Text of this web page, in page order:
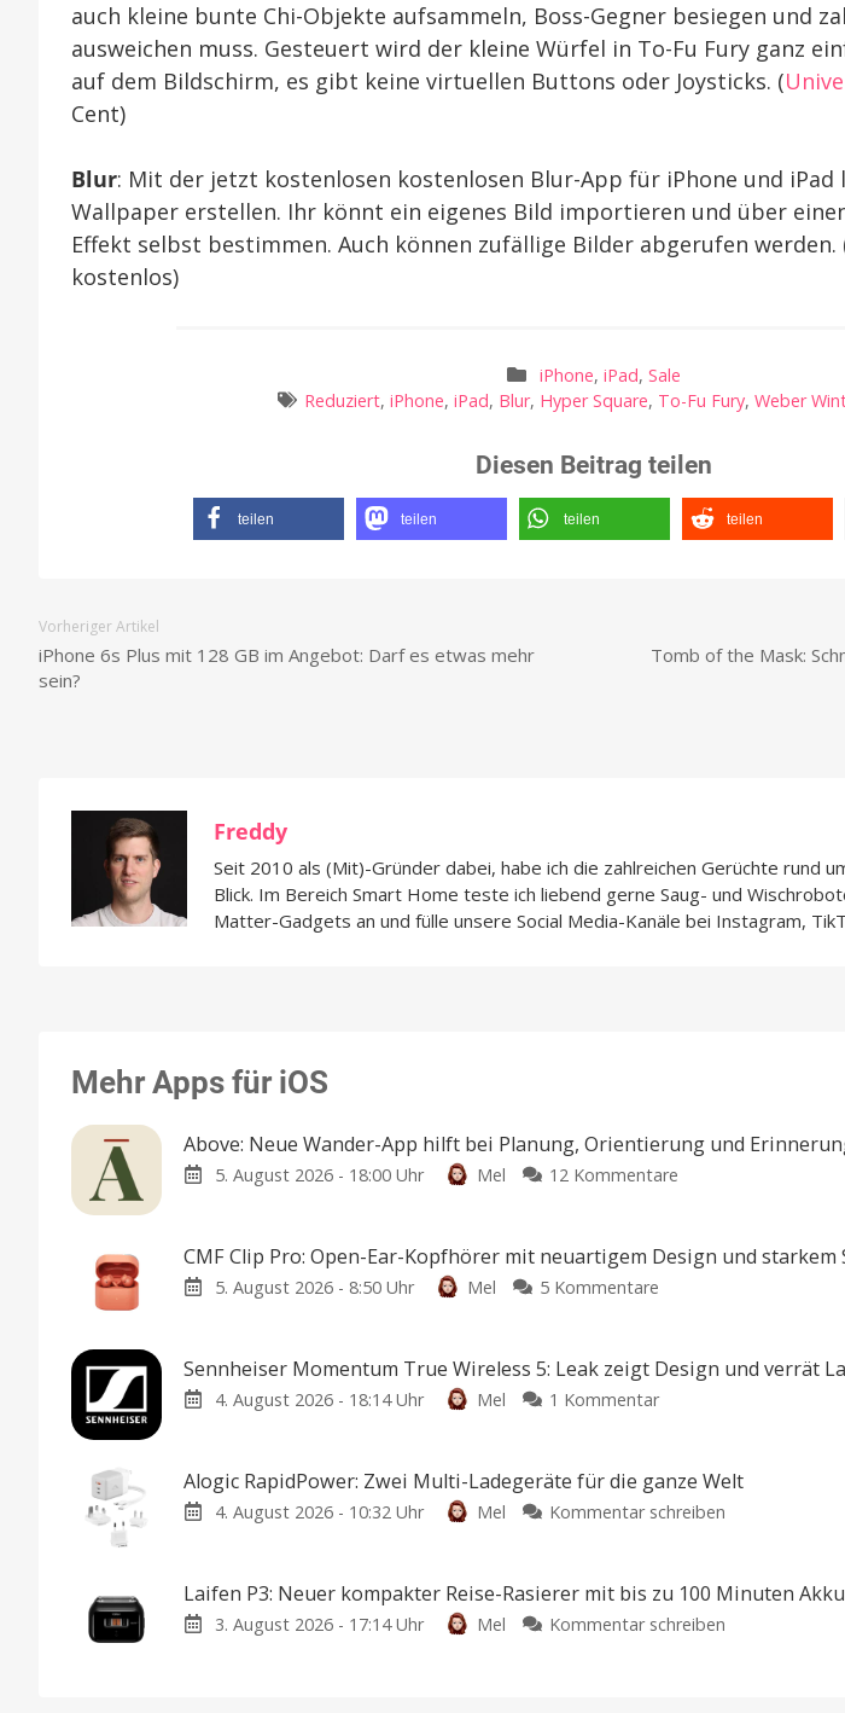
auch kleine bunte Chi-Objekte aufsammeln, Boss-Gegner besiegen und
ausweichen muss. Gesteuert wird der kleine Würfel in To-Fu Fury ganz
auf dem Bildschirm, es gibt keine virtuellen Buttons oder Joysticks. (
Cent)
Blur: Mit der jetzt kostenlosen kostenlosen Blur-App für iPhone und iPad
Wallpaper erstellen. Ihr könnt ein eigenes Bild importieren und über
Effekt selbst bestimmen. Auch können zufällige Bilder abgerufen werden.
kostenlos)
iPhone, iPad, Sale
Reduziert, iPhone, iPad, Blur, Hyper Square, To-Fu Fury, Weber
Diesen Beitrag teilen
teilen teilen teilen teilen
Vorheriger Artikel
iPhone 6s Plus mit 128 GB im Angebot: Darf es etwas mehr
sein?
Tomb of the Mask:
Freddy
Seit 2010 als (Mit)-Gründer dabei, habe ich die zahlreichen Gerüchte rund
Blick. Im Bereich Smart Home teste ich liebend gerne Saug- und
Matter-Gadgets an und fülle unsere Social Media-Kanäle bei Instagram,
Mehr Apps für iOS
Above: Neue Wander-App hilft bei Planung, Orientierung und
5. August 2026 - 18:00 Uhr Mel 12 Kommentare
Wander-
App
Orientierung
unbegrenzte
CMF Clip Pro: Open-Ear-Kopfhörer mit neuartigem Design und starkem
5. August 2026 - 8:50 Uhr Mel 5 Kommentare
Pro:
Open-
neuartigem
Design
Sound
Gespräche
Sennheiser Momentum True Wireless 5: Leak zeigt Design und verrät
4. August 2026 - 18:14 Uhr Mel 1 Kommentarzu
True
Wireless
5:
Design
und
Alogic RapidPower: Zwei Multi-Ladegeräte für die ganze Welt
4. August 2026 - 10:32 Uhr Mel Kommentar schreiben
Zwei
Laifen P3: Neuer kompakter Reise-Rasierer mit bis zu 100 Minuten
3. August 2026 - 17:14 Uhr Mel Kommentar schreiben